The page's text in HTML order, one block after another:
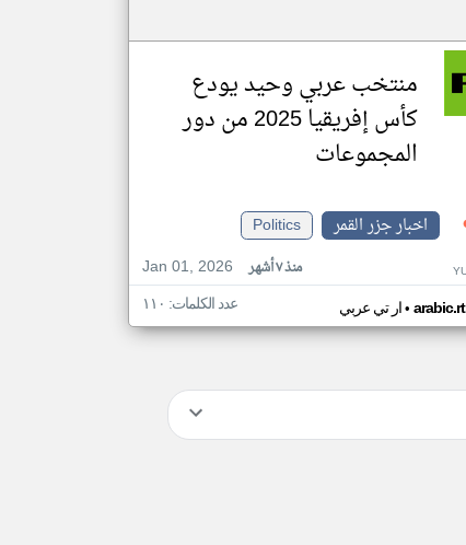
منتخب عربي وحيد يودع
كأس إفريقيا 2025 من دور
المجموعات
اخبار جزر القمر
Politics
Jan 01, 2026
منذ ٧ أشهر
ار تي عربي• عدد الكلمات: ١١٠